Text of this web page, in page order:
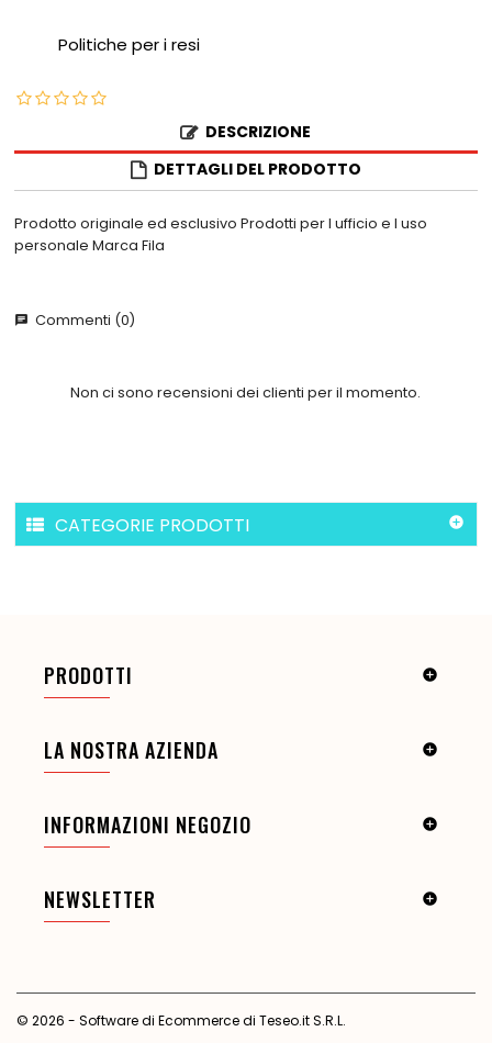
Politiche per i resi
DESCRIZIONE
DETTAGLI DEL PRODOTTO
Prodotto originale ed esclusivo Prodotti per l ufficio e l uso
personale Marca Fila
chat Commenti (0)
Non ci sono recensioni dei clienti per il momento.
CATEGORIE PRODOTTI 
PRODOTTI 
LA NOSTRA AZIENDA 
INFORMAZIONI NEGOZIO 
NEWSLETTER 
© 2026 - Software di Ecommerce di Teseo.it S.R.L.